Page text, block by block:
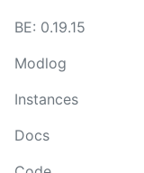
BE: 0.19.15
Modlog
Instances
Docs